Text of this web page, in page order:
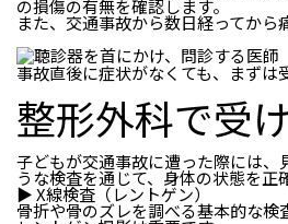
の損傷の有無を確認します。
また、交通事故から数日経ってから
事故直後に症状がなくても、まずは
整形外科で受
子どもが交通事故に遭った際には
うな検査を通じて、身体の状態を正
▶︎ X線検査（レントゲン）
骨折や骨のズレを調べる基本的な